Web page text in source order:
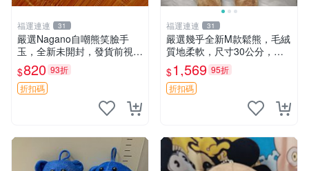
福運連連 31
嚴選Nagano自嘲熊笑臉手
玉，全新未開封，發貨前視頻
確認，海南 廣西 貴州 嚴選N
agano自嘲熊笑臉手玉，全新
未開封，發貨前視頻確認，四
$820 93折
折扣碼
福運連連 31
嚴選幾乎全新M款鬆熊，毛絨
質地柔軟，尺寸30公分，做
工精緻可愛，適合收藏或贈送
親友。中古使用痕跡，手感依
然優良。 鬆熊 嬰熊 毛玩偶
$1,569 95折
折扣碼